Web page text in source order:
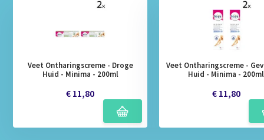
Veet Ontharingscreme - Droge
Huid - Minima - 200ml
€ 11,80
Veet Ontharingscreme -
Huid - Minima - 200ml
€ 11,80